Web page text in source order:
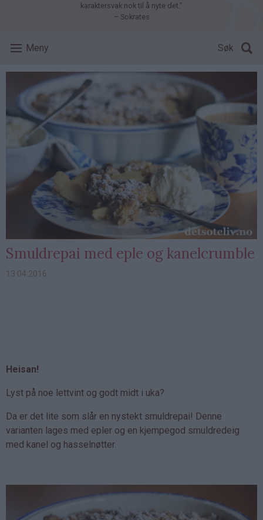
karaktersvak nok til å nyte det."
– Sokrates
Meny Søk
Smuldrepai med eple og kanelcrumble
13.04.2016
Heisan!
Lyst på noe lettvint og godt midt i uka?
Da er det lite som slår en nystekt smuldrepai! Denne
varianten lages med epler og en kjempegod smuldredeig
med kanel og hasselnøtter.